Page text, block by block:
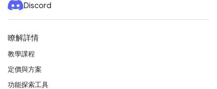
Discord
瞭解詳情
教學課程
定價與方案
功能探索工具